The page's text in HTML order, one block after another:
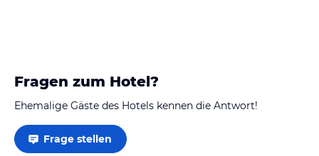
Fragen zum Hotel?
Ehemalige Gäste des Hotels kennen die Antwort!
Frage stellen